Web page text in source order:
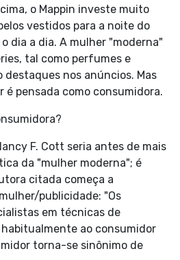
o Mappin investe muito
vestidos para a noite do
dia a dia. A mulher "moderna"
tal como perfumes e
destaques nos anúncios. Mas
é pensada como consumidora.
F. Cott seria antes de mais
da "mulher moderna"; é
citada começa a
publicidade: "Os
em técnicas de
ao consumidor
torna-se sinônimo de